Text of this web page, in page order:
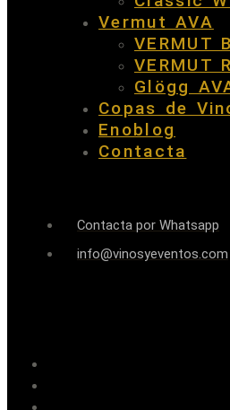
Vermut AVA
VERMUT
VERMUT
Glögg
Copas de
Enoblog
Contacta
Contacta por Whatsapp
info@vinosyeventos.com